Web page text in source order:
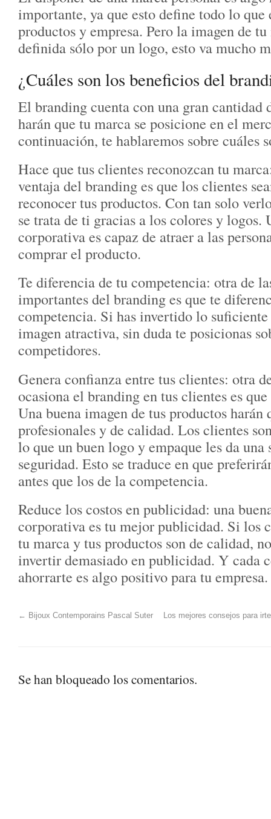
importante, ya que esto define todo lo que
productos y empresa. Pero la imagen de
definida sólo por un logo, esto va mucho
¿Cuáles son los beneficios del
El branding cuenta con una gran cantidad
harán que tu marca se posicione en el
continuación, te hablaremos sobre cuáles
Hace que tus clientes reconozcan tu
ventaja del branding es que los clientes
reconocer tus productos. Con tan solo
se trata de ti gracias a los colores y logos.
corporativa es capaz de atraer a las
comprar el producto.
Te diferencia de tu competencia: otra de
importantes del branding es que te
competencia. Si has invertido lo
imagen atractiva, sin duda te posicionas
competidores.
Genera confianza entre tus clientes: otra
ocasiona el branding en tus clientes es
Una buena imagen de tus productos harán
profesionales y de calidad. Los clientes
lo que un buen logo y empaque les da una
seguridad. Esto se traduce en que
antes que los de la competencia.
Reduce los costos en publicidad: una
corporativa es tu mejor publicidad. Si los
tu marca y tus productos son de calidad,
invertir demasiado en publicidad. Y cada
ahorrarte es algo positivo para tu empresa.
← Bijoux Contemporains Pascal Suter Los mejores consejos para
Se han bloqueado los comentarios.